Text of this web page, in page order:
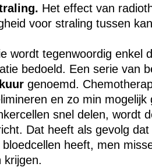
Het effect van
voor straling tussen
wordt tegenwoordig enkel
bedoeld. Een serie van
genoemd.
en zo min mogelijk
snel delen, wordt
Dat heeft als gevolg
heeft, men
krijgen.